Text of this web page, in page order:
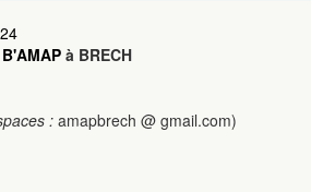
B'AMAPà BRECH
: amapbrech @ gmail.com)